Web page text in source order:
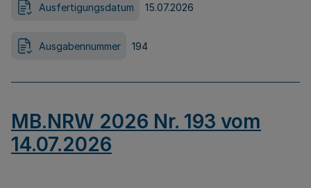
Ausfertigungsdatum 15.07.2026
Ausgabennummer 194
MB.NRW 2026 Nr. 193 vom
14.07.2026